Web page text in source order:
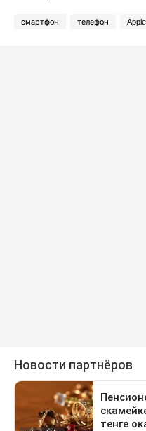
смартфон телефон Apple